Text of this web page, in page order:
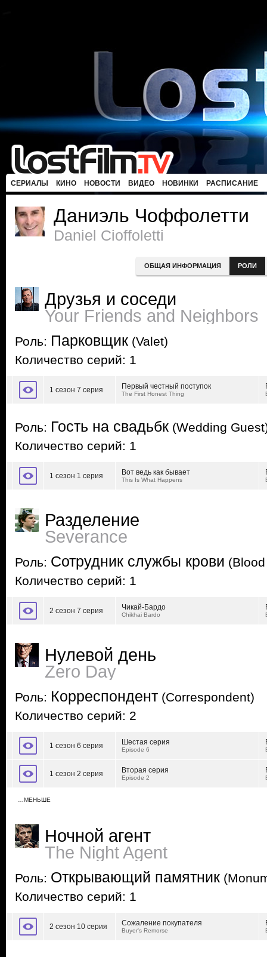
СЕРИАЛЫ КИНО НОВОСТИ ВИДЕО НОВИНКИ РАСПИСАНИЕ
Даниэль Чоффолетти
Daniel Cioffoletti
ОБЩАЯ ИНФОРМАЦИЯ РОЛИ
Друзья и соседи
Your Friends and Neighbors
Роль: Парковщик (Valet)
Количество серий: 1
1 сезон 7 серия Первый честный поступок
The First Honest Thing
Роль: Гость на свадьбк (Wedding
Количество серий: 1
1 сезон 1 серия Вот ведь как бывает
This Is What Happens
Разделение
Severance
Роль: Сотрудник службы крови
Количество серий: 1
2 сезон 7 серия Чикай-Бардо
Chikhai Bardo
Нулевой день
Zero Day
Роль: Корреспондент (Correspondent)
Количество серий: 2
1 сезон 6 серия Шестая серия
Episode 6
1 сезон 2 серия Вторая серия
Episode 2
…МЕНЬШЕ
Ночной агент
The Night Agent
Роль: Открывающий памятник
Количество серий: 1
2 сезон 10 серия Сожаление покупателя
Buyer's Remorse